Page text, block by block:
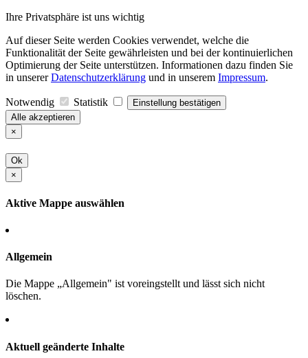
Ihre Privatsphäre ist uns wichtig
Auf dieser Seite werden Cookies verwendet, welche die
Funktionalität der Seite gewährleisten und bei der kontinuierlichen
Optimierung der Seite unterstützen. Informationen dazu finden Sie
in unsererDatenschutzerklärung und in unserem Impressum.
Notwendig Statistik
Einstellung bestätigen
Alle akzeptieren
×
Ok
×
Aktive Mappe auswählen
Allgemein
Die Mappe „Allgemein" ist voreingstellt und lässt sich nicht
löschen.
Aktuell geänderte Inhalte